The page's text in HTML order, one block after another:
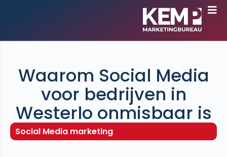
Waarom Social Media
voor bedrijven in
Westerlo onmisbaar is
Social Media marketing